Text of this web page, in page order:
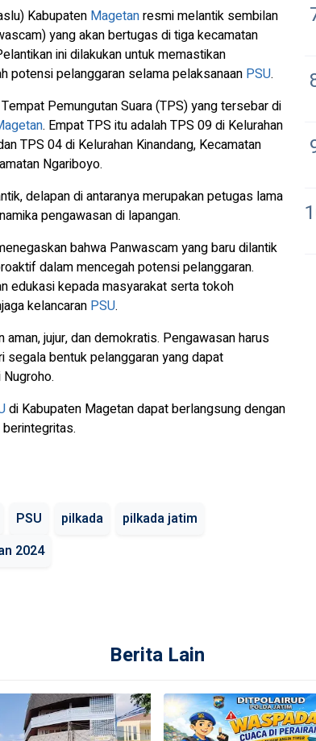
Kabupaten Magetanresmi melantik sembilan
yang akan bertugas di tiga kecamatan
ini dilakukan untuk memastikan
potensi pelanggaran selama pelaksanaan PSU.
Pemungutan Suara (TPS) yang tersebar di
. Empat TPS itu adalah TPS 09 di Kelurahan
TPS 04 di Kelurahan Kinandang, Kecamatan
Ngariboyo.
delapan di antaranya merupakan petugas lama
pengawasan di lapangan.
bahwa Panwascam yang baru dilantik
dalam mencegah potensi pelanggaran.
edukasi kepada masyarakat serta tokoh
kelancaran PSU.
aman, jujur, dan demokratis. Pengawasan harus
segala bentuk pelanggaran yang dapat
di Kabupaten Magetan dapat berlangsung dengan
PSU pilkada
pilkada jatim
2024
Berita Lain